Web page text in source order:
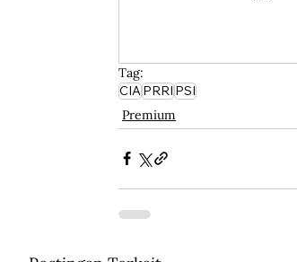
Tag:
CIAPRRIPSI
Premium